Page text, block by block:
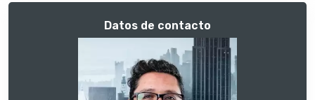
Datos de contacto